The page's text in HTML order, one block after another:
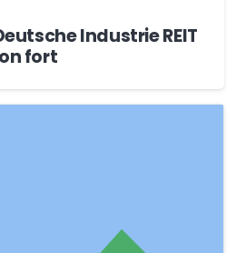
Industrie REIT
fort